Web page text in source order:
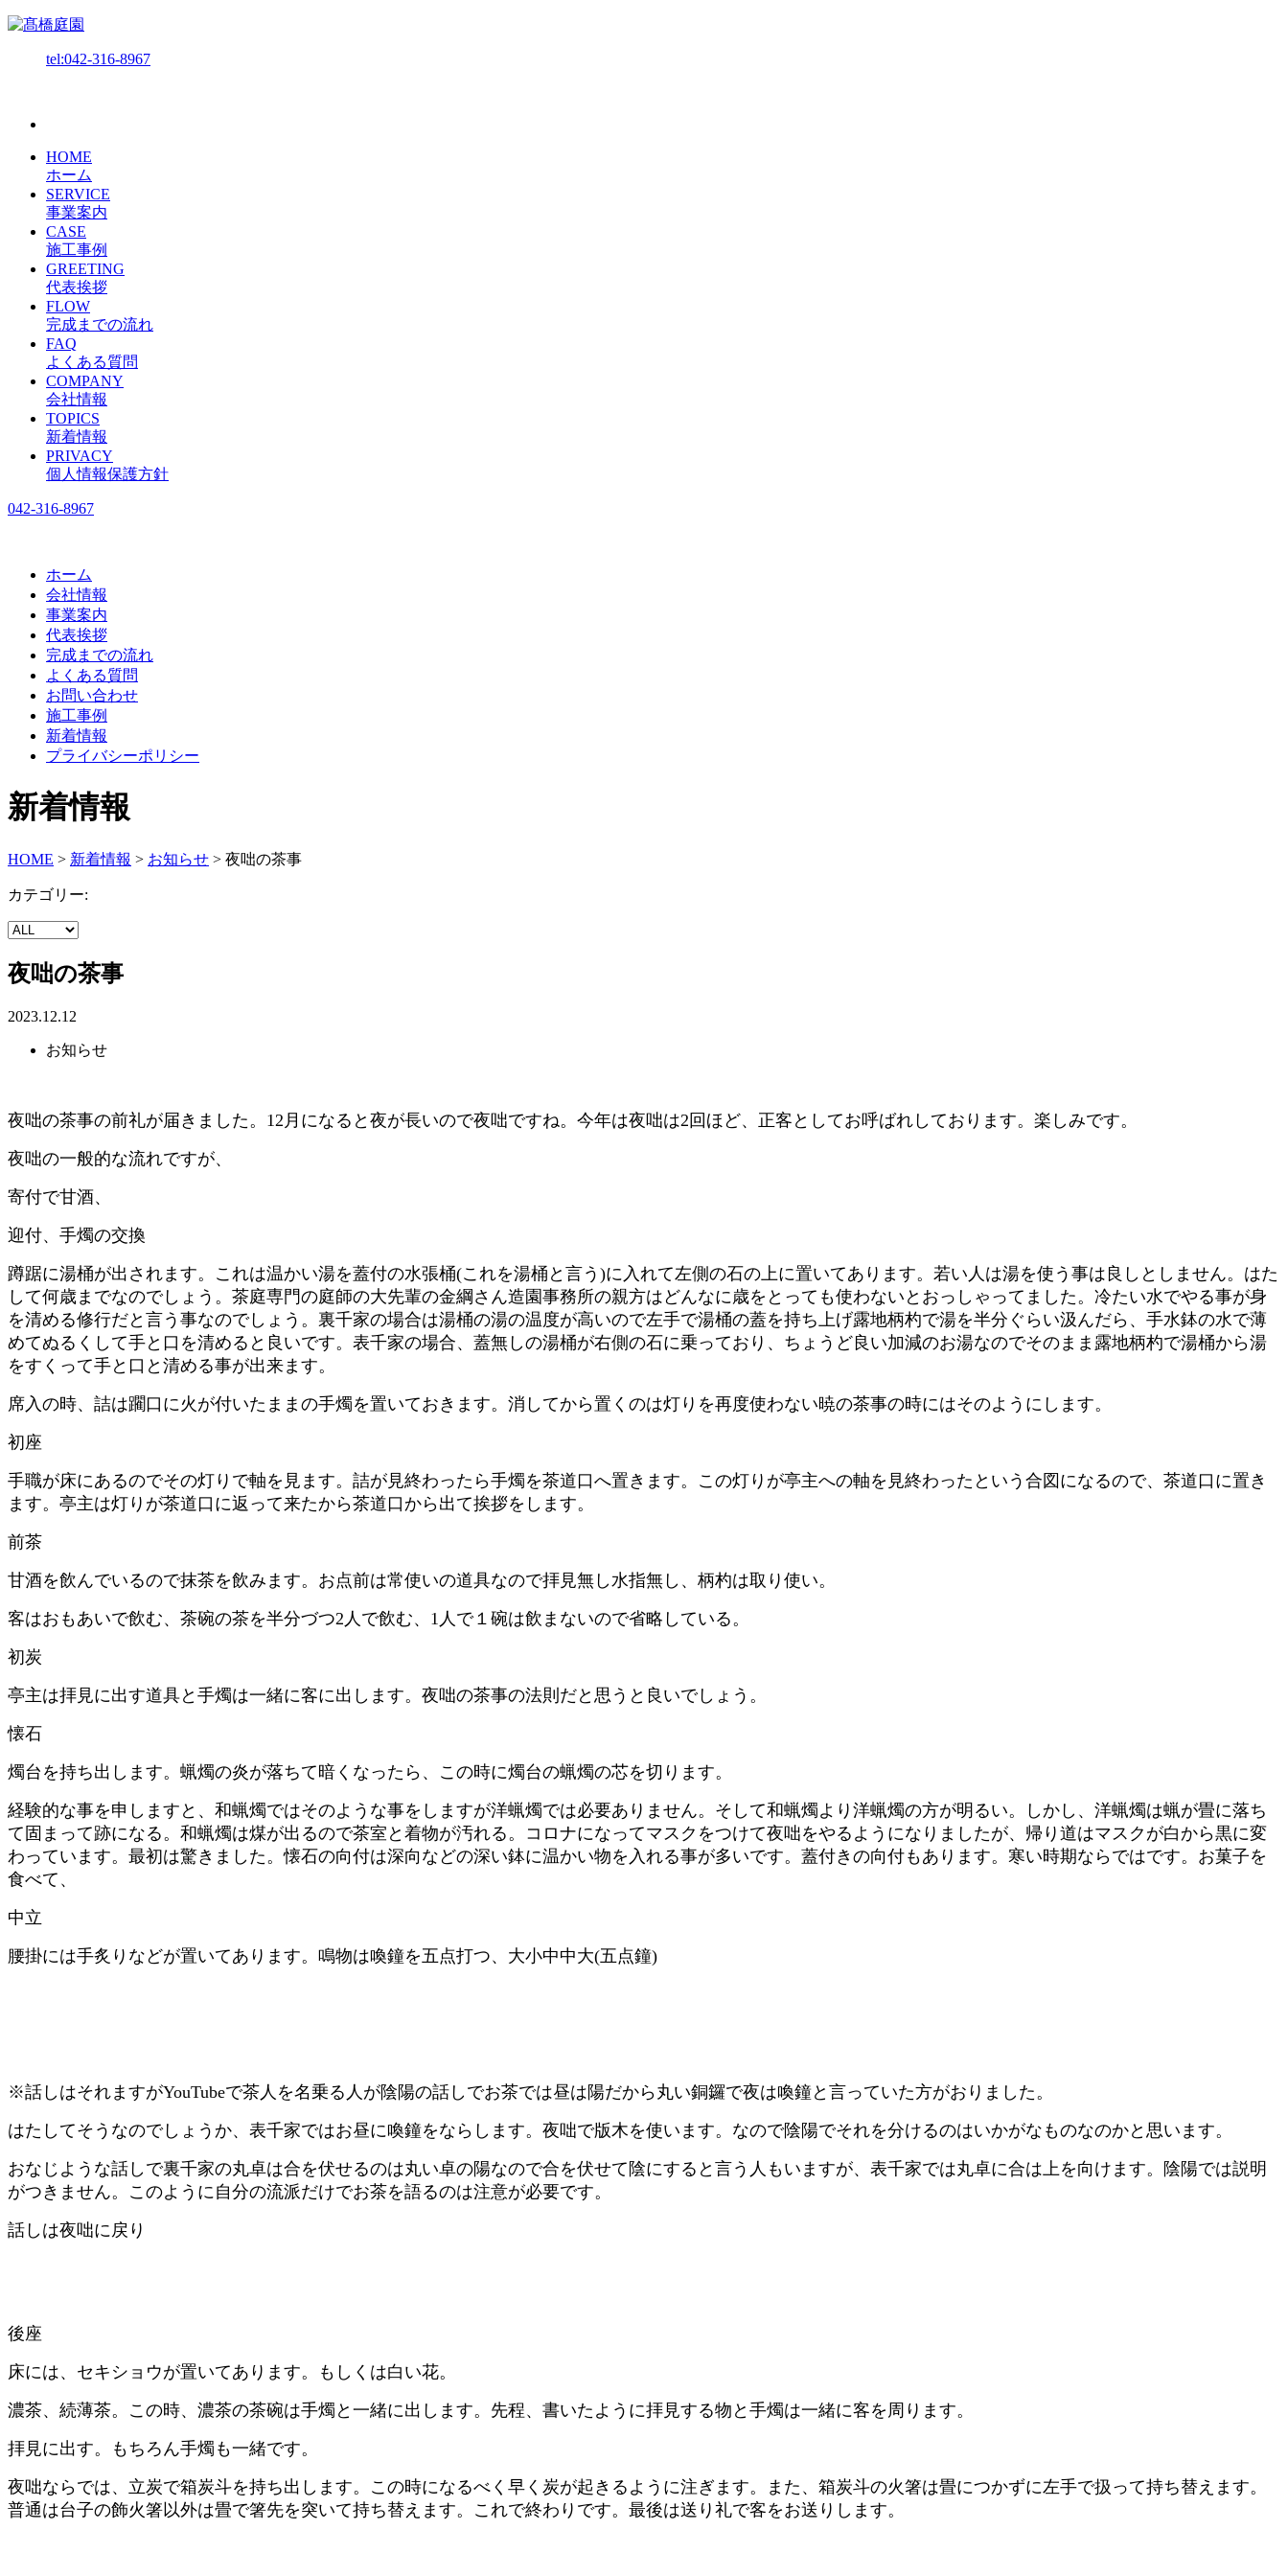
tel:042-316-8967
HOME
ホーム
SERVICE
事業案内
CASE
施工事例
GREETING
代表挨拶
FLOW
完成までの流れ
FAQ
よくある質問
COMPANY
会社情報
TOPICS
新着情報
PRIVACY
個人情報保護方針
042-316-8967
ホーム
会社情報
事業案内
代表挨拶
完成までの流れ
よくある質問
お問い合わせ
施工事例
新着情報
プライバシーポリシー
新着情報
HOME > 新着情報 > お知らせ > 夜咄の茶事
カテゴリー:
夜咄の茶事
2023.12.12
お知らせ
夜咄の茶事の前礼が届きました。12月になると夜が長いので夜咄ですね。今年は夜咄は2回ほど、正客としてお呼ばれしております。楽しみです。
夜咄の一般的な流れですが、
寄付で甘酒、
迎付、手燭の交換
蹲踞に湯桶が出されます。これは温かい湯を蓋付の水張桶(これを湯桶と言う)に入れて左側の石の上に置いてあります。若い人は湯を使う事は良しとしません。はた
して何歳までなのでしょう。茶庭専門の庭師の大先輩の金綱さん造園事務所の親方はどんなに歳をとっても使わないとおっしゃってました。冷たい水でやる事が身
を清める修行だと言う事なのでしょう。裏千家の場合は湯桶の湯の温度が高いので左手で湯桶の蓋を持ち上げ露地柄杓で湯を半分ぐらい汲んだら、手水鉢の水で薄
めてぬるくして手と口を清めると良いです。表千家の場合、蓋無しの湯桶が右側の石に乗っており、ちょうど良い加減のお湯なのでそのまま露地柄杓で湯桶から湯
をすくって手と口と清める事が出来ます。
席入の時、詰は躙口に火が付いたままの手燭を置いておきます。消してから置くのは灯りを再度使わない暁の茶事の時にはそのようにします。
初座
手職が床にあるのでその灯りで軸を見ます。詰が見終わったら手燭を茶道口へ置きます。この灯りが亭主への軸を見終わったという合図になるので、茶道口に置き
ます。亭主は灯りが茶道口に返って来たから茶道口から出て挨拶をします。
前茶
甘酒を飲んでいるので抹茶を飲みます。お点前は常使いの道具なので拝見無し水指無し、柄杓は取り使い。
客はおもあいで飲む、茶碗の茶を半分づつ2人で飲む、1人で１碗は飲まないので省略している。
初炭
亭主は拝見に出す道具と手燭は一緒に客に出します。夜咄の茶事の法則だと思うと良いでしょう。
懐石
燭台を持ち出します。蝋燭の炎が落ちて暗くなったら、この時に燭台の蝋燭の芯を切ります。
経験的な事を申しますと、和蝋燭ではそのような事をしますが洋蝋燭では必要ありません。そして和蝋燭より洋蝋燭の方が明るい。しかし、洋蝋燭は蝋が畳に落ち
て固まって跡になる。和蝋燭は煤が出るので茶室と着物が汚れる。コロナになってマスクをつけて夜咄をやるようになりましたが、帰り道はマスクが白から黒に変
わっています。最初は驚きました。懐石の向付は深向などの深い鉢に温かい物を入れる事が多いです。蓋付きの向付もあります。寒い時期ならではです。お菓子を
食べて、
中立
腰掛には手炙りなどが置いてあります。鳴物は喚鐘を五点打つ、大小中中大(五点鐘)
※話しはそれますがYouTubeで茶人を名乗る人が陰陽の話しでお茶では昼は陽だから丸い銅鑼で夜は喚鐘と言っていた方がおりました。
はたしてそうなのでしょうか、表千家ではお昼に喚鐘をならします。夜咄で版木を使います。なので陰陽でそれを分けるのはいかがなものなのかと思います。
おなじような話しで裏千家の丸卓は合を伏せるのは丸い卓の陽なので合を伏せて陰にすると言う人もいますが、表千家では丸卓に合は上を向けます。陰陽では説明
がつきません。このように自分の流派だけでお茶を語るのは注意が必要です。
話しは夜咄に戻り
後座
床には、セキショウが置いてあります。もしくは白い花。
濃茶、続薄茶。この時、濃茶の茶碗は手燭と一緒に出します。先程、書いたように拝見する物と手燭は一緒に客を周ります。
拝見に出す。もちろん手燭も一緒です。
夜咄ならでは、立炭で箱炭斗を持ち出します。この時になるべく早く炭が起きるように注ぎます。また、箱炭斗の火箸は畳につかずに左手で扱って持ち替えます。
普通は台子の飾火箸以外は畳で箸先を突いて持ち替えます。これで終わりです。最後は送り礼で客をお送りします。